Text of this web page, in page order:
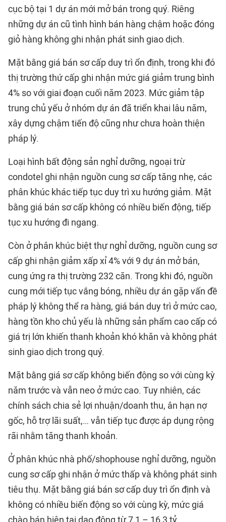
cục bộ tại 1 dự án mới mở bán trong quý. Riêng
những dự án cũ tình hình bán hàng chậm hoặc đóng
giỏ hàng không ghi nhận phát sinh giao dịch.
Mặt bằng giá bán sơ cấp duy trì ổn định, trong khi đó
thị trường thứ cấp ghi nhận mức giá giảm trung bình
4% so với giai đoạn cuối năm 2023. Mức giảm tập
trung chủ yếu ở nhóm dự án đã triển khai lâu năm,
xây dựng chậm tiến độ cũng như chưa hoàn thiện
pháp lý.
Loại hình bất động sản nghỉ dưỡng, ngoại trừ
condotel ghi nhận nguồn cung sơ cấp tăng nhẹ, các
phân khúc khác tiếp tục duy trì xu hướng giảm. Mặt
bằng giá bán sơ cấp không có nhiều biến động, tiếp
tục xu hướng đi ngang.
Còn ở phân khúc biệt thự nghỉ dưỡng, nguồn cung sơ
cấp ghi nhận giảm xấp xỉ 4% với 9 dự án mở bán,
cung ứng ra thị trường 232 căn. Trong khi đó, nguồn
cung mới tiếp tục vắng bóng, nhiều dự án gặp vấn đề
pháp lý không thể ra hàng, giá bán duy trì ở mức cao,
hàng tồn kho chủ yếu là những sản phẩm cao cấp có
giá trị lớn khiến thanh khoản khó khăn và không phát
sinh giao dịch trong quý.
Mặt bằng giá sơ cấp không biến động so với cùng kỳ
năm trước và vẫn neo ở mức cao. Tuy nhiên, các
chính sách chia sẻ lợi nhuận/doanh thu, ân hạn nợ
gốc, hỗ trợ lãi suất,… vẫn tiếp tục được áp dụng rộng
rãi nhằm tăng thanh khoản.
Ở phân khúc nhà phố/shophouse nghỉ dưỡng, nguồn
cung sơ cấp ghi nhận ở mức thấp và không phát sinh
tiêu thụ. Mặt bằng giá bán sơ cấp duy trì ổn định và
không có nhiều biến động so với cùng kỳ, mức giá
chào bán hiện tại dao động từ 7,1 – 16,3 tỷ